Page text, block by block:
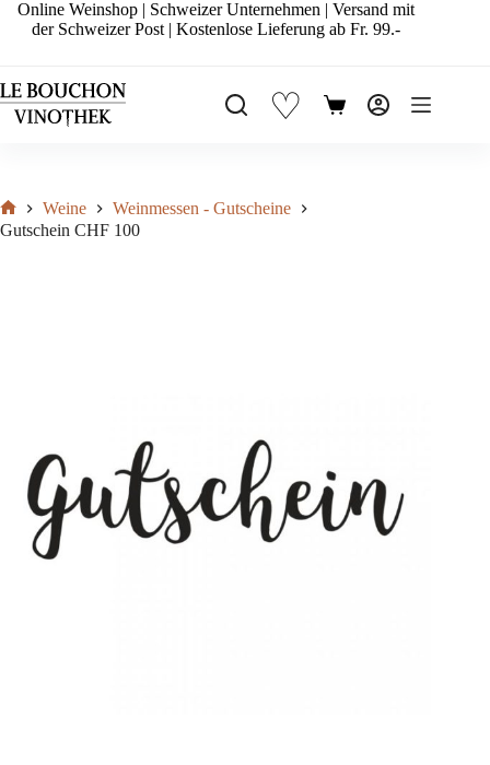
Zum
Inhalt
Online Weinshop | Schweizer Unternehmen | Versand mit
der Schweizer Post | Kostenlose Lieferung ab Fr. 99.-
♡ Warenkorb
Start
Weine
Weinmessen - Gutscheine
Gutschein CHF 100